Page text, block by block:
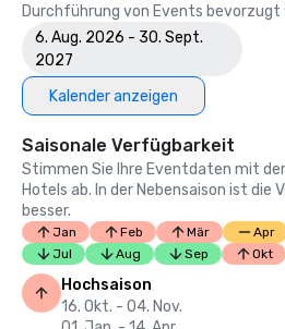
Durchführung von Events bevorzugt
6. Aug. 2026 - 30. Sept.
2027
Kalender anzeigen
Saisonale Verfügbarkeit
Stimmen Sie Ihre Eventdaten mit
Hotels ab. In der Nebensaison ist die
besser.
Jan Feb Mär Apr
Jul
Aug Sep Okt
Hochsaison
16. Okt. - 04. Nov.